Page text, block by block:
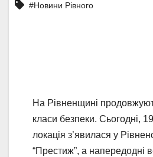
#Новини Рівного
На Рівненщині
класи безпеки. Сьогодні,
локація з’явилася у
“Престиж”, а напередодні